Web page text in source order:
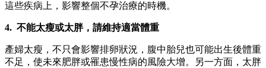
這些疾病上，影響整個不孕治療的時機。
4. 不能太瘦或太胖，請維持適當體重
產婦太瘦，不只會影響排卵狀況，腹中胎兒也可能出生後體重
不足，使未來肥胖或罹患慢性病的風險大增。另一方面，太胖